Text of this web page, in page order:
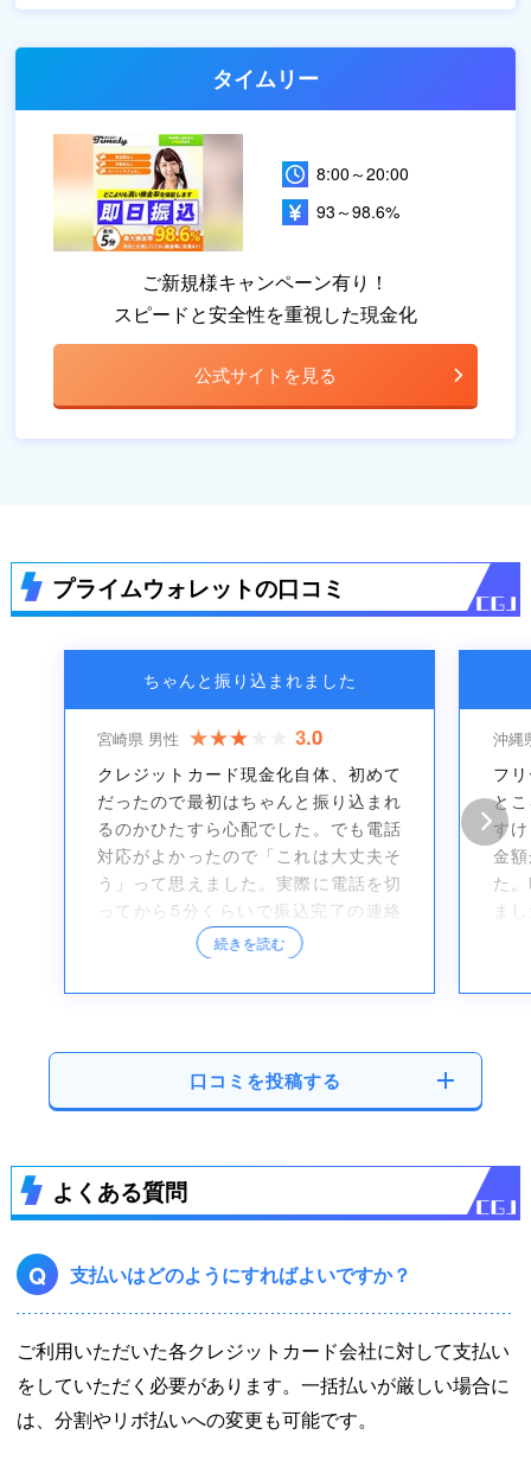
タイムリー
ご新規様キャンペーン有り！
スピードと安全性を重視した現金化
8:00～20:00
93～98.6%
公式サイトを見る
プライムウォレットの口コミ
ちゃんと振り込まれました
宮崎県 男性 3.0
クレジットカード現金化自体、初めて
だったので最初はちゃんと振り込まれ
るのかひたすら心配でした。でも電話
対応がよかったので「これは大丈夫そ
う」って思えました。実際に電話を切
ってから5分くらいで振込完了の連絡
が来て、すぐに確認もできました。
続きを読む
沖縄
フ
と
す
金
た
ま
口コミを投稿する
よくある質問
Q 支払いはどのようにすればよいですか？
ご利用いただいた各クレジットカード会社に対して支払い
をしていただく必要があります。一括払いが厳しい場合に
は、分割やリボ払いへの変更も可能です。